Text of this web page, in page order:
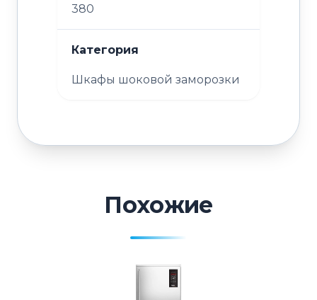
380
Категория
Шкафы шоковой заморозки
Похожие